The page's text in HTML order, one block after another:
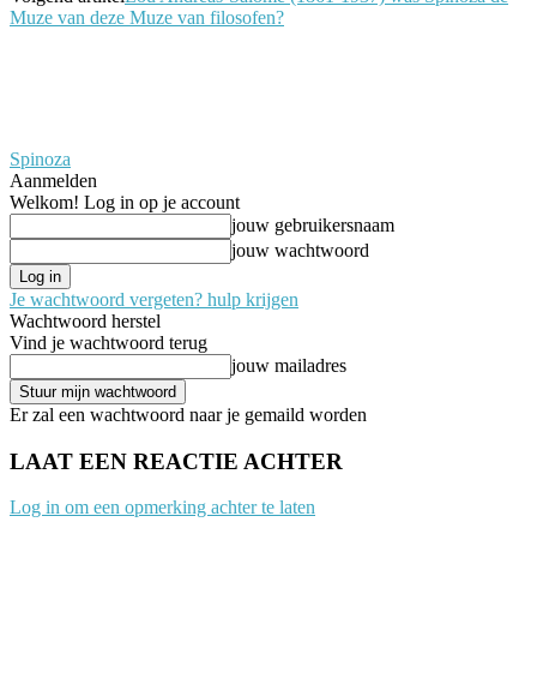
Muze van deze Muze van filosofen?
Spinoza
Aanmelden
Welkom! Log in op je account
jouw gebruikersnaam
jouw wachtwoord
Je wachtwoord vergeten? hulp krijgen
Wachtwoord herstel
Vind je wachtwoord terug
jouw mailadres
Er zal een wachtwoord naar je gemaild worden
LAAT EEN REACTIE ACHTER
Log in om een opmerking achter te laten